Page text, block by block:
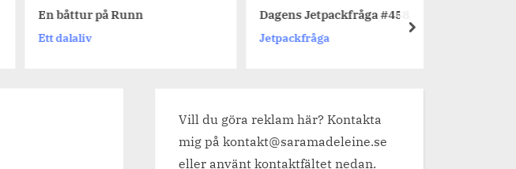
En båttur på Runn
Ett dalaliv
Dagens Jetpackfråga #458
Jetpackfråga next
Vill du göra reklam här? Kontakta
mig på kontakt@saramadeleine.se
eller använt kontaktfältet nedan.